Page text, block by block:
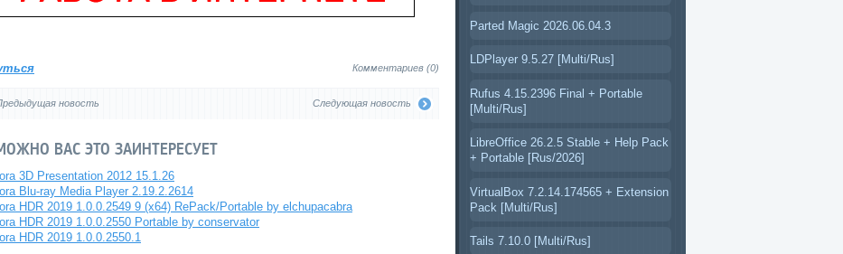
Комментариев (0)
Следующая новость
новость
ВАС ЭТО ЗАИНТЕРЕСУЕТ
3D Presentation 2012 15.1.26
Blu-ray Media Player 2.19.2.2614
HDR 2019 1.0.0.2549 9 (x64) RePack/Portable by elchupacabra
HDR 2019 1.0.0.2550 Portable by conservator
HDR 2019 1.0.0.2550.1
Parted Magic 2026.06.04.3
LDPlayer 9.5.27 [Multi/Rus]
Rufus 4.15.2396 Final + Portable
[Multi/Rus]
LibreOffice 26.2.5 Stable + Help Pack
+ Portable [Rus/2026]
VirtualBox 7.2.14.174565 + Extension
Pack [Multi/Rus]
Tails 7.10.0 [Multi/Rus]